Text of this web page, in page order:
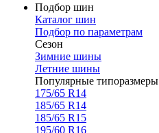
Подбор шин
Каталог шин
Подбор по параметрам
Сезон
Зимние шины
Летние шины
Популярные типоразмеры
175/65 R14
185/65 R14
185/65 R15
195/60 R16